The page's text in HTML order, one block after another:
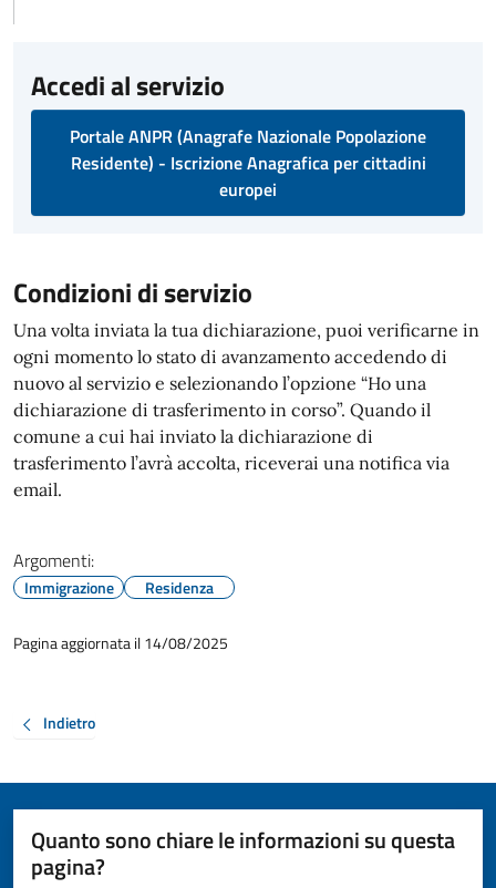
Accedi al servizio
Portale ANPR (Anagrafe Nazionale Popolazione
Residente) - Iscrizione Anagrafica per cittadini
europei
Condizioni di servizio
Una volta inviata la tua dichiarazione, puoi verificarne in
ogni momento lo stato di avanzamento accedendo di
nuovo al servizio e selezionando l’opzione “Ho una
dichiarazione di trasferimento in corso”. Quando il
comune a cui hai inviato la dichiarazione di
trasferimento l’avrà accolta, riceverai una notifica via
email.
Argomenti:
Immigrazione Residenza
Pagina aggiornata il 14/08/2025
Indietro
Quanto sono chiare le informazioni su questa
pagina?